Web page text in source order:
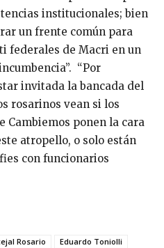
institucionales; bien
un frente común para
federales de Macri en un
“Por
invitada la bancada del
rosarinos vean si los
Cambiemos ponen la cara
atropello, o solo están
con funcionarios
Rosario
Eduardo Toniolli